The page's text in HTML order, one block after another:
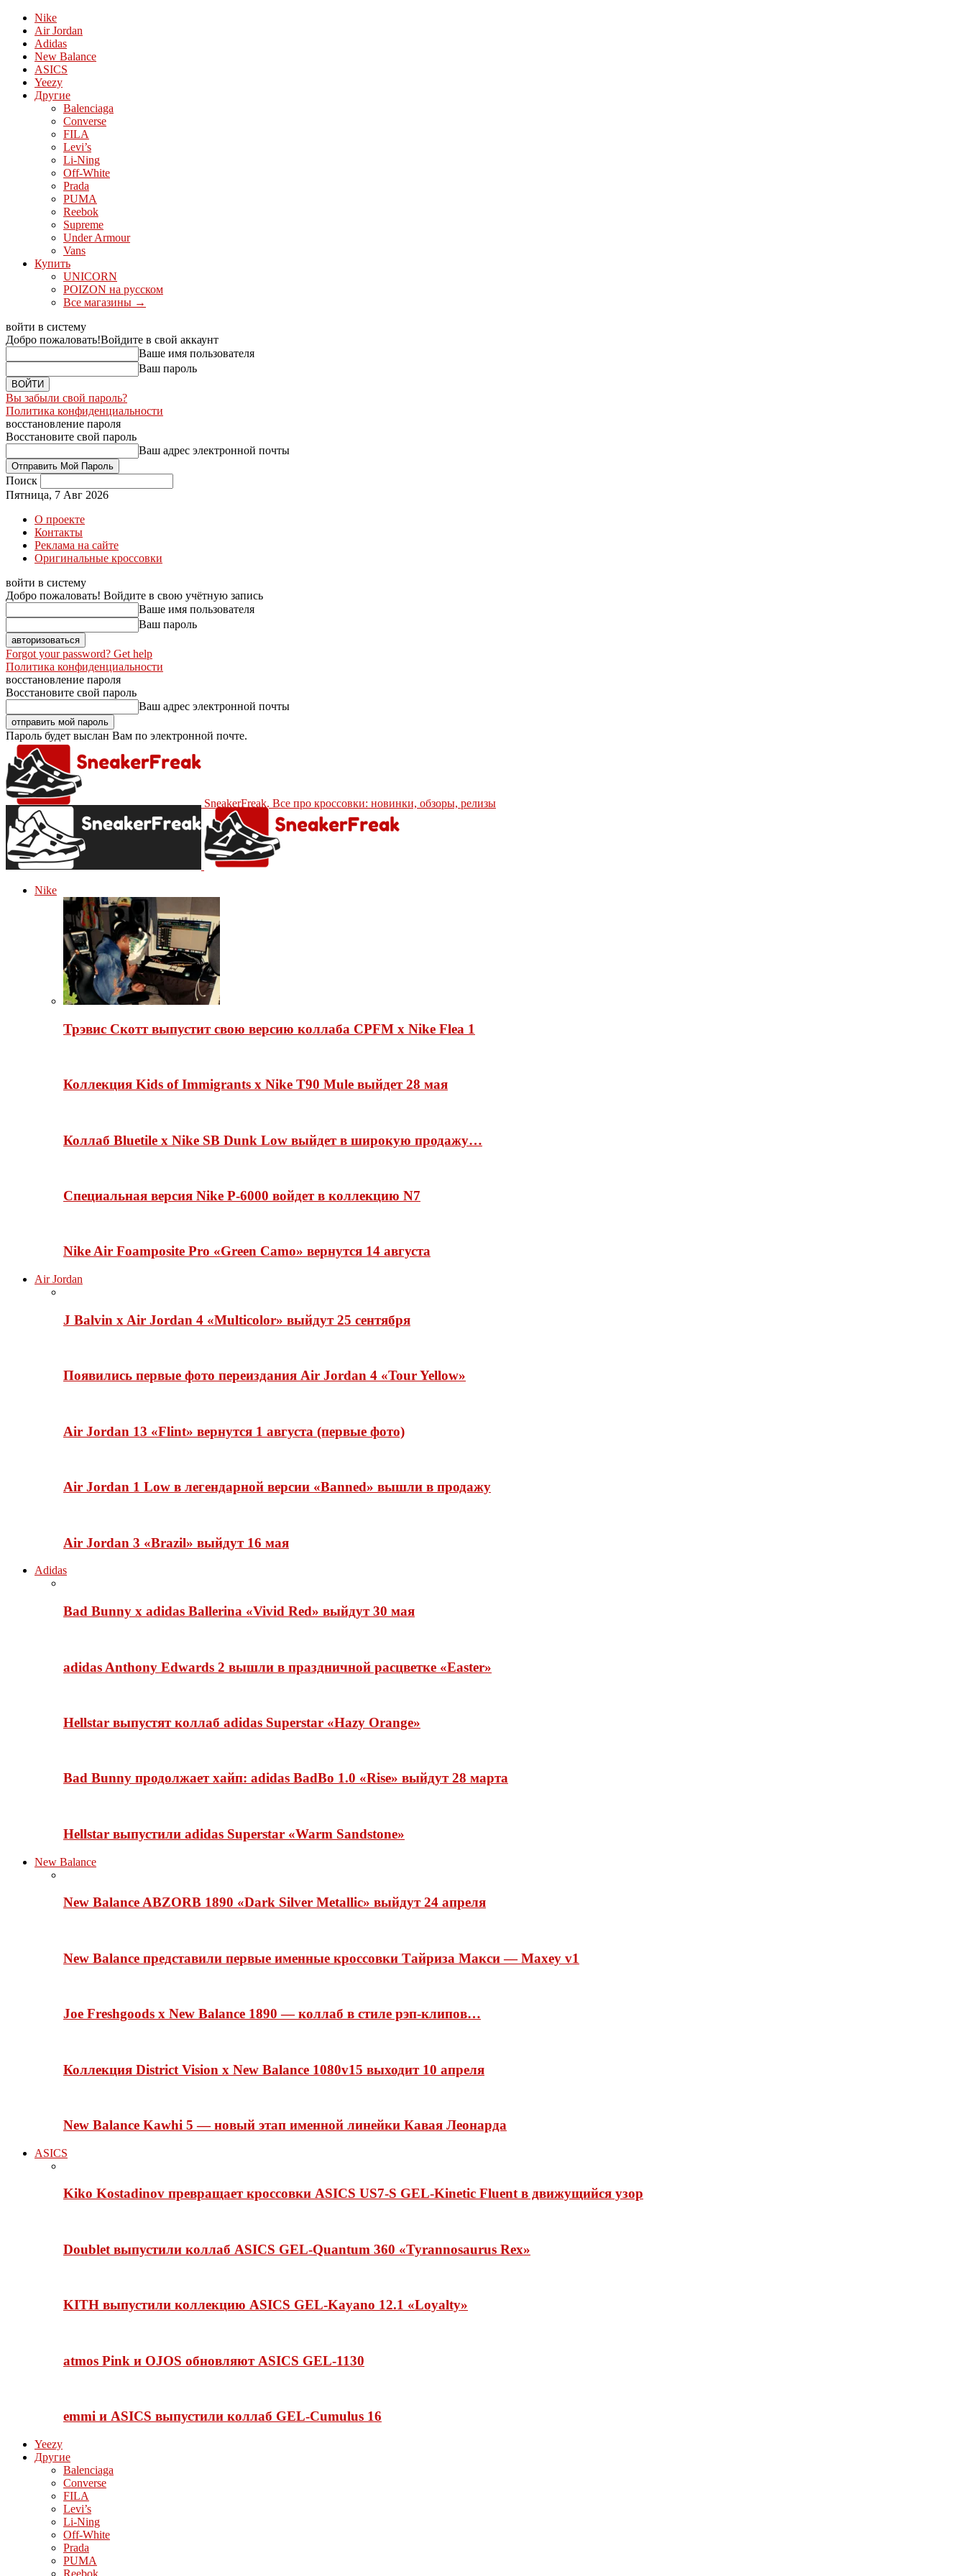
Nike
Air Jordan
Adidas
New Balance
ASICS
Yeezy
Другие
Balenciaga
Converse
FILA
Levi’s
Li-Ning
Off-White
Prada
PUMA
Reebok
Supreme
Under Armour
Vans
Купить
UNICORN
POIZON на русском
Все магазины →
войти в систему
Добро пожаловать!Войдите в свой аккаунт
Ваше имя пользователя
Ваш пароль
Вы забыли свой пароль?
Политика конфиденциальности
восстановление пароля
Восстановите свой пароль
Ваш адрес электронной почты
Поиск
Пятница, 7 Авг 2026
О проекте
Контакты
Реклама на сайте
Оригинальные кроссовки
войти в систему
Добро пожаловать! Войдите в свою учётную запись
Ваше имя пользователя
Ваш пароль
Forgot your password? Get help
Политика конфиденциальности
восстановление пароля
Восстановите свой пароль
Ваш адрес электронной почты
Пароль будет выслан Вам по электронной почте.
SneakerFreak. Все про кроссовки: новинки, обзоры, релизы
Nike
Трэвис Скотт выпустит свою версию коллаба CPFM x Nike Flea 1
Коллекция Kids of Immigrants x Nike T90 Mule выйдет 28 мая
Коллаб Bluetile x Nike SB Dunk Low выйдет в широкую продажу…
Специальная версия Nike P-6000 войдет в коллекцию N7
Nike Air Foamposite Pro «Green Camo» вернутся 14 августа
Air Jordan
J Balvin x Air Jordan 4 «Multicolor» выйдут 25 сентября
Появились первые фото переиздания Air Jordan 4 «Tour Yellow»
Air Jordan 13 «Flint» вернутся 1 августа (первые фото)
Air Jordan 1 Low в легендарной версии «Banned» вышли в продажу
Air Jordan 3 «Brazil» выйдут 16 мая
Adidas
Bad Bunny x adidas Ballerina «Vivid Red» выйдут 30 мая
adidas Anthony Edwards 2 вышли в праздничной расцветке «Easter»
Hellstar выпустят коллаб adidas Superstar «Hazy Orange»
Bad Bunny продолжает хайп: adidas BadBo 1.0 «Rise» выйдут 28 марта
Hellstar выпустили adidas Superstar «Warm Sandstone»
New Balance
New Balance ABZORB 1890 «Dark Silver Metallic» выйдут 24 апреля
New Balance представили первые именные кроссовки Тайриза Макси — Maxey v1
Joe Freshgoods x New Balance 1890 — коллаб в стиле рэп-клипов…
Коллекция District Vision x New Balance 1080v15 выходит 10 апреля
New Balance Kawhi 5 — новый этап именной линейки Кавая Леонарда
ASICS
Kiko Kostadinov превращает кроссовки ASICS US7-S GEL-Kinetic Fluent в движущийся узор
Doublet выпустили коллаб ASICS GEL-Quantum 360 «Tyrannosaurus Rex»
KITH выпустили коллекцию ASICS GEL-Kayano 12.1 «Loyalty»
atmos Pink и OJOS обновляют ASICS GEL-1130
emmi и ASICS выпустили коллаб GEL-Cumulus 16
Yeezy
Другие
Balenciaga
Converse
FILA
Levi’s
Li-Ning
Off-White
Prada
PUMA
Reebok